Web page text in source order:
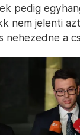
pedig
nem jelenti
nehezedne a